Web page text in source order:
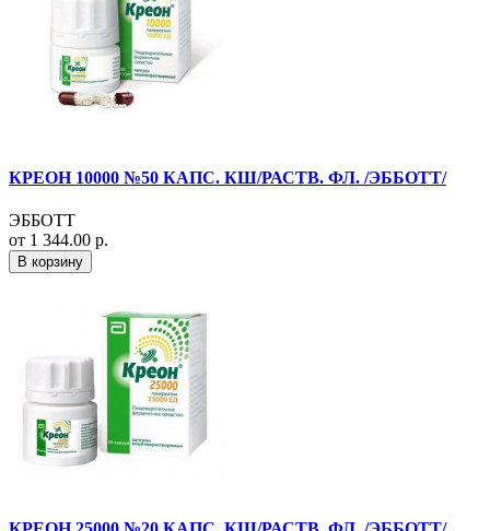
КРЕОН 10000 №50 КАПС. КШ/РАСТВ. ФЛ. /ЭББОТТ/
ЭББОТТ
от 1 344.00 р.
В корзину